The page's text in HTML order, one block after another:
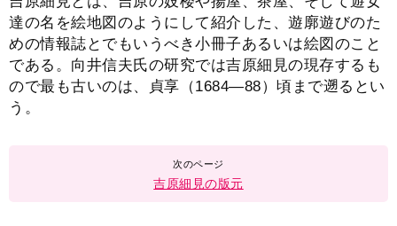
達の名を絵地図のようにして紹介した、遊廓遊びのた
めの情報誌とでもいうべき小冊子あるいは絵図のこと
である。向井信夫氏の研究では吉原細見の現存するも
ので最も古いのは、貞享（1684―88）頃まで遡るとい
う。
吉原細見の版元